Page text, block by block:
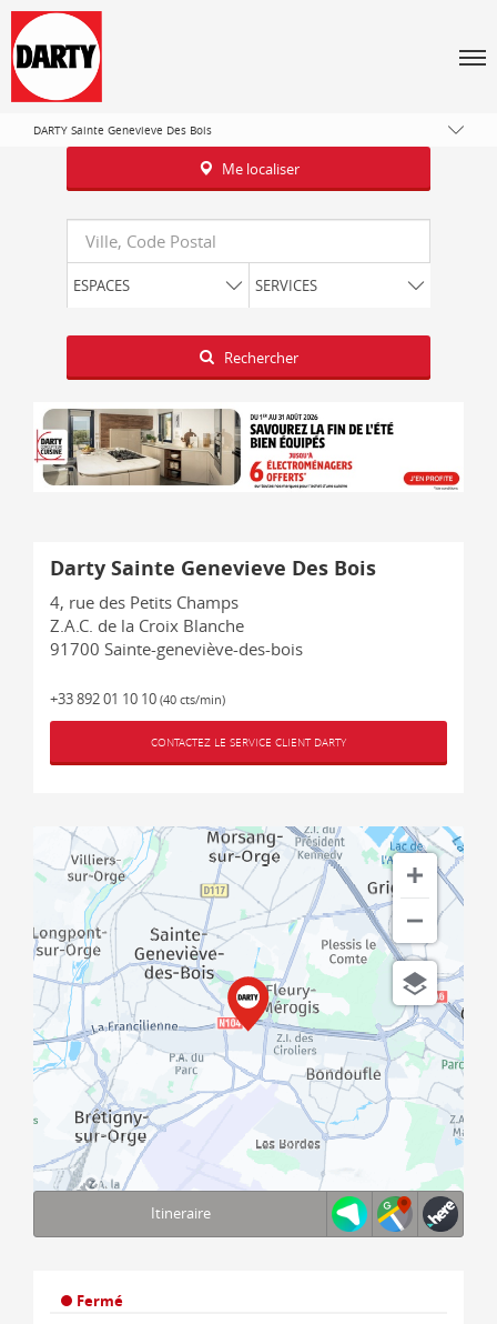
Île-de-France
Essonne
Sainte-Geneviève-des-Bois
DARTY Sainte Genevieve Des Bois
Me localiser
Requête
ESPACES SERVICES
Latitude
Longitude
Rechercher
Darty Sainte Genevieve Des Bois
4, rue des Petits Champs
Z.A.C. de la Croix Blanche
91700 Sainte-geneviève-des-bois
+33 892 01 10 10 (40 cts/min)
CONTACTEZ LE SERVICE CLIENT DARTY
© 1987–2026 HERE, IGN
Itineraire
Fermé